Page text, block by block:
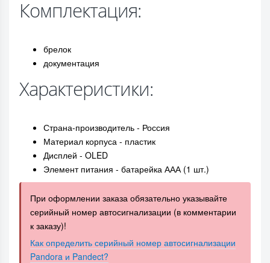
Комплектация:
брелок
документация
Характеристики:
Страна-производитель - Россия
Материал корпуса - пластик
Дисплей - OLED
Элемент питания - батарейка ААА (1 шт.)
При оформлении заказа обязательно указывайте
серийный номер автосигнализации (в комментарии
к заказу)!
Как определить серийный номер автосигнализации
Pandora и Pandect?